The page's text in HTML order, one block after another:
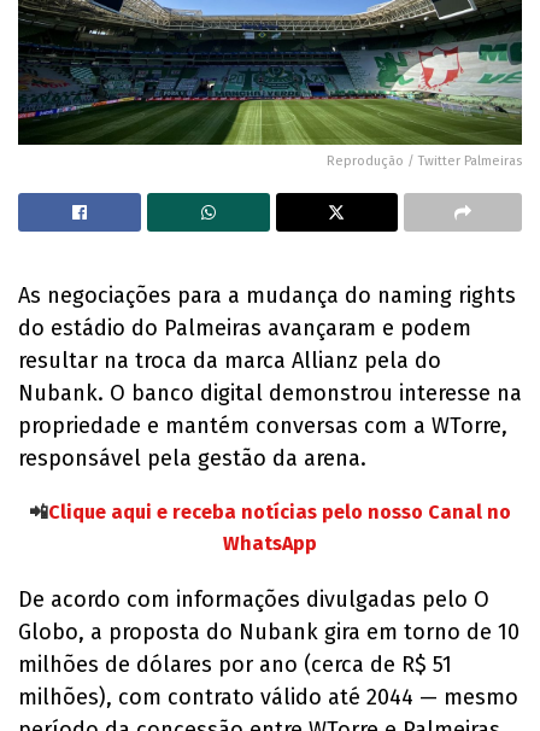
Reprodução / Twitter Palmeiras
As negociações para a mudança do naming rights
do estádio do Palmeiras avançaram e podem
resultar na troca da marca Allianz pela do
Nubank. O banco digital demonstrou interesse na
propriedade e mantém conversas com a WTorre,
responsável pela gestão da arena.
📲Clique aqui e receba notícias pelo nosso Canal no
WhatsApp
De acordo com informações divulgadas pelo O
Globo, a proposta do Nubank gira em torno de 10
milhões de dólares por ano (cerca de R$ 51
milhões), com contrato válido até 2044 — mesmo